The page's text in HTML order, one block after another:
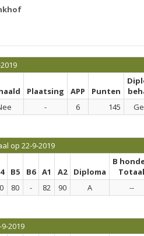
Plaatsing APP Punten
- 6 145
op 22-9-2019
B5 B6 A1 A2 Diploma
B
Totaal
80 - 82 90 A --
2019